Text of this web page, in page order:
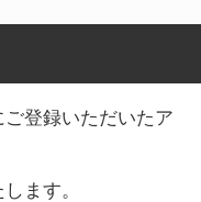
ご登録いただいたア
ます。